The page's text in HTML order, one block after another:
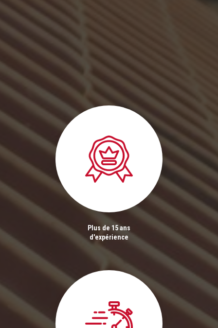
Plus de 15 ans
d'expérience